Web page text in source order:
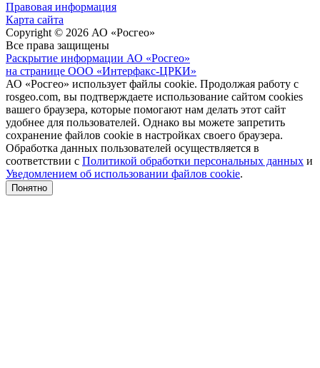
Правовая информация
Карта сайта
Copyright © 2026 АО «Росгео»
Все права защищены
Раскрытие информации АО «Росгео»
на странице ООО «Интерфакс-ЦРКИ»
АО «Росгео» использует файлы cookie. Продолжая работу с
rosgeo.com, вы подтверждаете использование сайтом cookies
вашего браузера, которые помогают нам делать этот сайт
удобнее для пользователей. Однако вы можете запретить
сохранение файлов cookie в настройках своего браузера.
Обработка данных пользователей осуществляется в
соответствии с Политикой обработки персональных данных и
Уведомлением об использовании файлов cookie.
Понятно